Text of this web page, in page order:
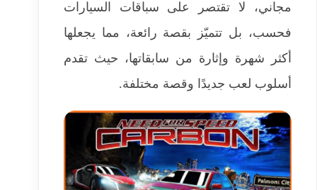
مجاني، لا تقتصر على سباقات السيارات
فحسب، بل تتميّز بقصة رائعة، مما يجعلها
أكثر شهرة وإثارة من سابقاتها، حيث تقدم
أسلوب لعب جديدًا وقصة مختلفة.